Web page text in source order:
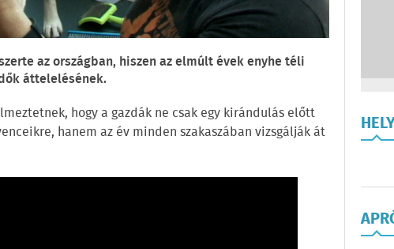
az országban, hiszen az elmúlt évek enyhe téli
áttelelésének.
hogy a gazdák ne csak egy kirándulás előtt
hanem az év minden szakaszában vizsgálják át